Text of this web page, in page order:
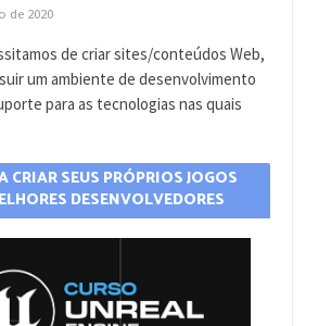
de 2020
de criar sites/conteúdos Web,
um ambiente de desenvolvimento
para as tecnologias nas quais
CRIAR SEUS PRÓPRIOS JOGOS
DESENVOLVEDORES